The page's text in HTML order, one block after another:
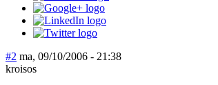
#2 ma, 09/10/2006 - 21:38
kroisos